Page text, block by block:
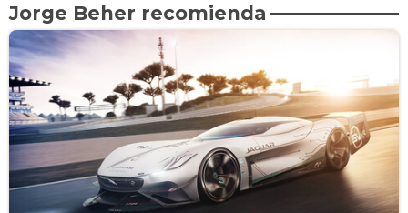
Jorge Beher recomienda